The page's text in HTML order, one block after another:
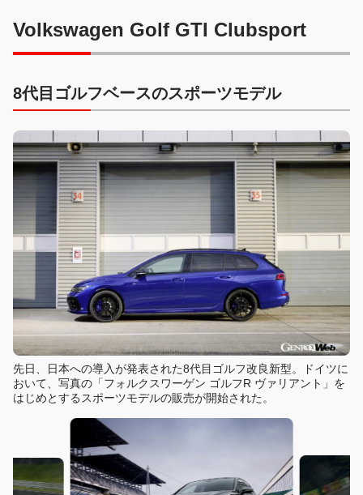
Volkswagen Golf GTI Clubsport
8代目ゴルフベースのスポーツモデル
先日、日本への導入が発表された8代目ゴルフ改良新型。ドイツに
おいて、写真の「フォルクスワーゲン ゴルフR ヴァリアント」を
はじめとするスポーツモデルの販売が開始された。